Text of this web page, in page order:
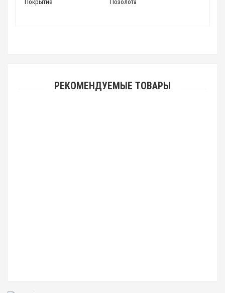
Покрытие Позолота
РЕКОМЕНДУЕМЫЕ ТОВАРЫ